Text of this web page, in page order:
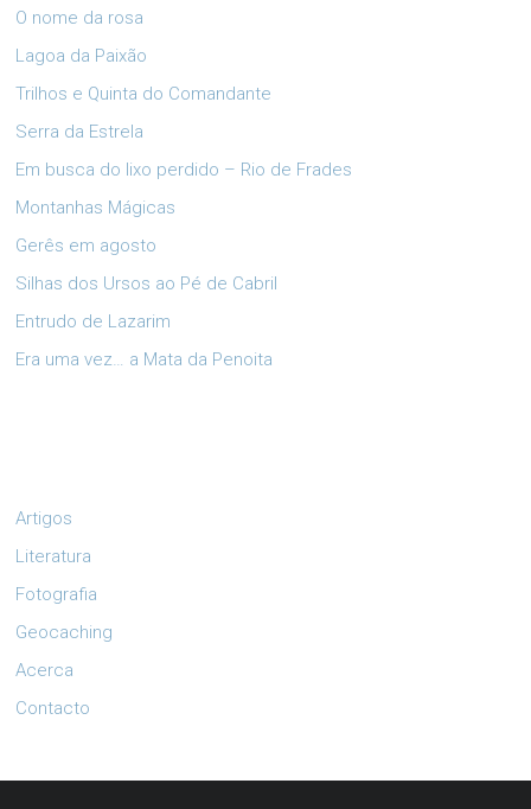
O nome da rosa
Lagoa da Paixão
Trilhos e Quinta do Comandante
Serra da Estrela
Em busca do lixo perdido – Rio de Frades
Montanhas Mágicas
Gerês em agosto
Silhas dos Ursos ao Pé de Cabril
Entrudo de Lazarim
Era uma vez… a Mata da Penoita
Artigos
Literatura
Fotografia
Geocaching
Acerca
Contacto